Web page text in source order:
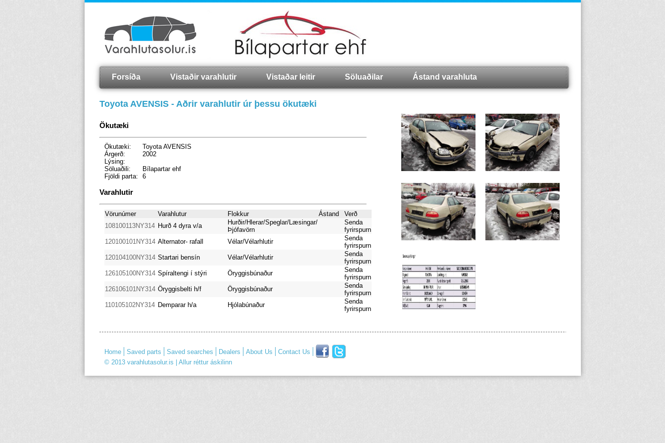
Forsíða Vistaðir varahlutir Vistaðar leitir Söluaðilar Ástand varahluta
Toyota AVENSIS - Aðrir varahlutir úr þessu ökutæki
Ökutæki
Ökutæki:
Toyota AVENSIS
Árgerð:
2002
Lýsing:
Söluaðili:
Bílapartar ehf
Fjöldi parta:
6
Varahlutir
Vörunúmer Varahlutur Flokkur Ástand
Verð
108100113NY314 Hurð 4 dyra v/a
Hurðir/Hlerar/Speglar/Læsingar/
Þjófavörn
Senda
fyrirspurn
120100101NY314 Alternator- rafall Vélar/Vélarhlutir
Senda
fyrirspurn
120104100NY314 Startari bensín Vélar/Vélarhlutir
Senda
fyrirspurn
126105100NY314 Spíraltengi í stýri Öryggisbúnaður
Senda
fyrirspurn
126106101NY314 Öryggisbelti h/f Öryggisbúnaður
Senda
fyrirspurn
110105102NY314 Demparar h/a Hjólabúnaður
Senda
fyrirspurn
Home Saved parts Saved searches Dealers About Us
Contact Us
© 2013 varahlutasolur.is | Allur réttur áskilinn